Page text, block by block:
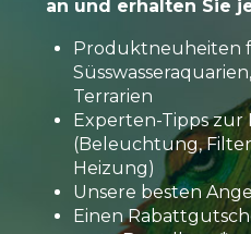
an und erhalten Sie
Produktneuheiten
Terrarien
Experten-Tipps
(Beleuchtung,
Heizung)
Unsere besten
Einen